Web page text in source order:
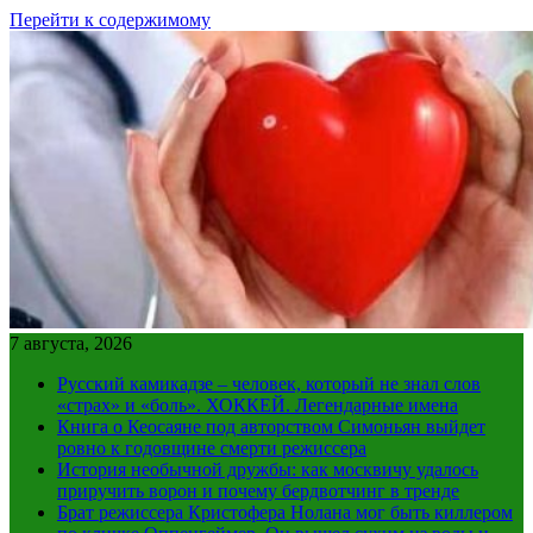
Перейти к содержимому
7 августа, 2026
Русский камикадзе – человек, который не знал слов
«страх» и «боль». ХОККЕЙ. Легендарные имена
Книга о Кеосаяне под авторством Симоньян выйдет
ровно к годовщине смерти режиссера
История необычной дружбы: как москвичу удалось
приручить ворон и почему бердвотчинг в тренде
Брат режиссера Кристофера Нолана мог быть киллером